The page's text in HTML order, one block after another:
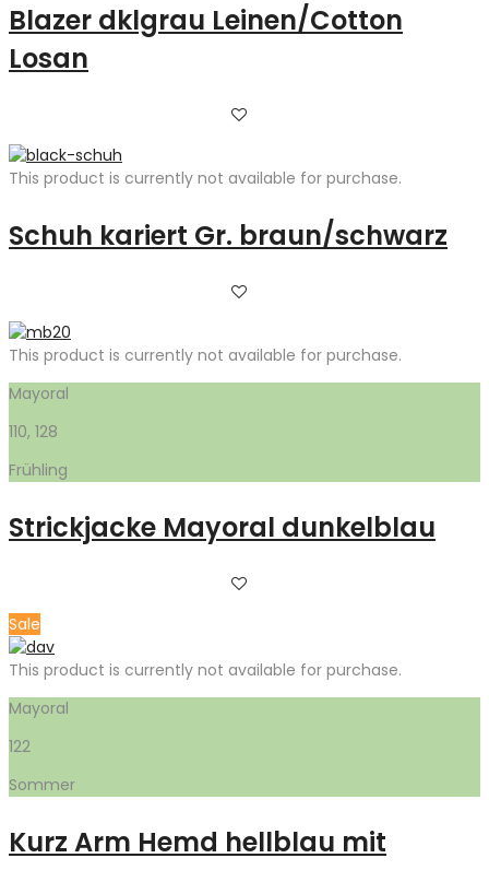
Blazer dklgrau Leinen/Cotton
Losan
This product is currently not available for purchase.
Schuh kariert Gr. braun/schwarz
This product is currently not available for purchase.
Mayoral
110, 128
Frühling
Strickjacke Mayoral dunkelblau
Sale
This product is currently not available for purchase.
Mayoral
122
Sommer
Kurz Arm Hemd hellblau mit